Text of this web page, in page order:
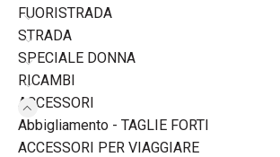
FUORISTRADA
STRADA
SPECIALE DONNA
RICAMBI
ACCESSORI
Abbigliamento - TAGLIE FORTI
ACCESSORI PER VIAGGIARE